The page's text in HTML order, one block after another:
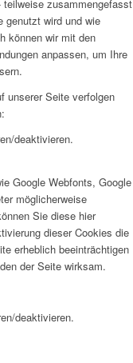
zusammengefasst
genutzt wird und wie
können wir mit den
anpassen, um Ihre
unserer Seite verfolgen
deaktivieren.
Google Webfonts, Google
möglicherweise
Sie diese hier
dieser Cookies die
erheblich beeinträchtigen
der Seite wirksam.
deaktivieren.